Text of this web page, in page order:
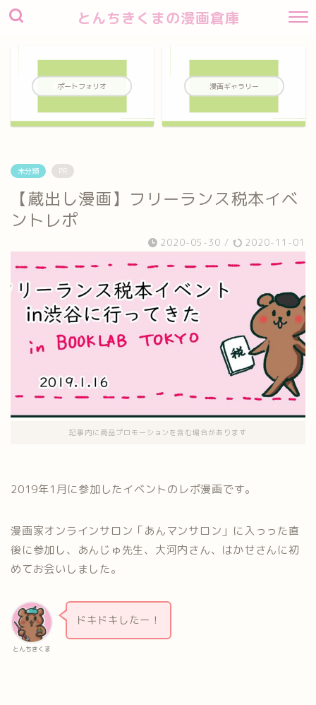
とんちきくまの漫画倉庫
ポートフォリオ 漫画ギャラリー
未分類 PR
【蔵出し漫画】フリーランス税本イベ
ントレポ
2020-05-30 / 2020-11-01
記事内に商品プロモーションを含む場合があります
2019年1月に参加したイベントのレポ漫画です。
漫画家オンラインサロン「あんマンサロン」に入っった直
後に参加し、あんじゅ先生、大河内さん、はかせさんに初
めてお会いしました。
とんちきくま
ドキドキしたー！